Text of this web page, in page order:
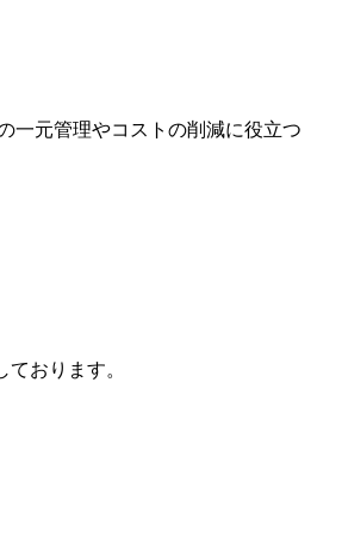
一元管理やコストの削減に役立つ
おります。